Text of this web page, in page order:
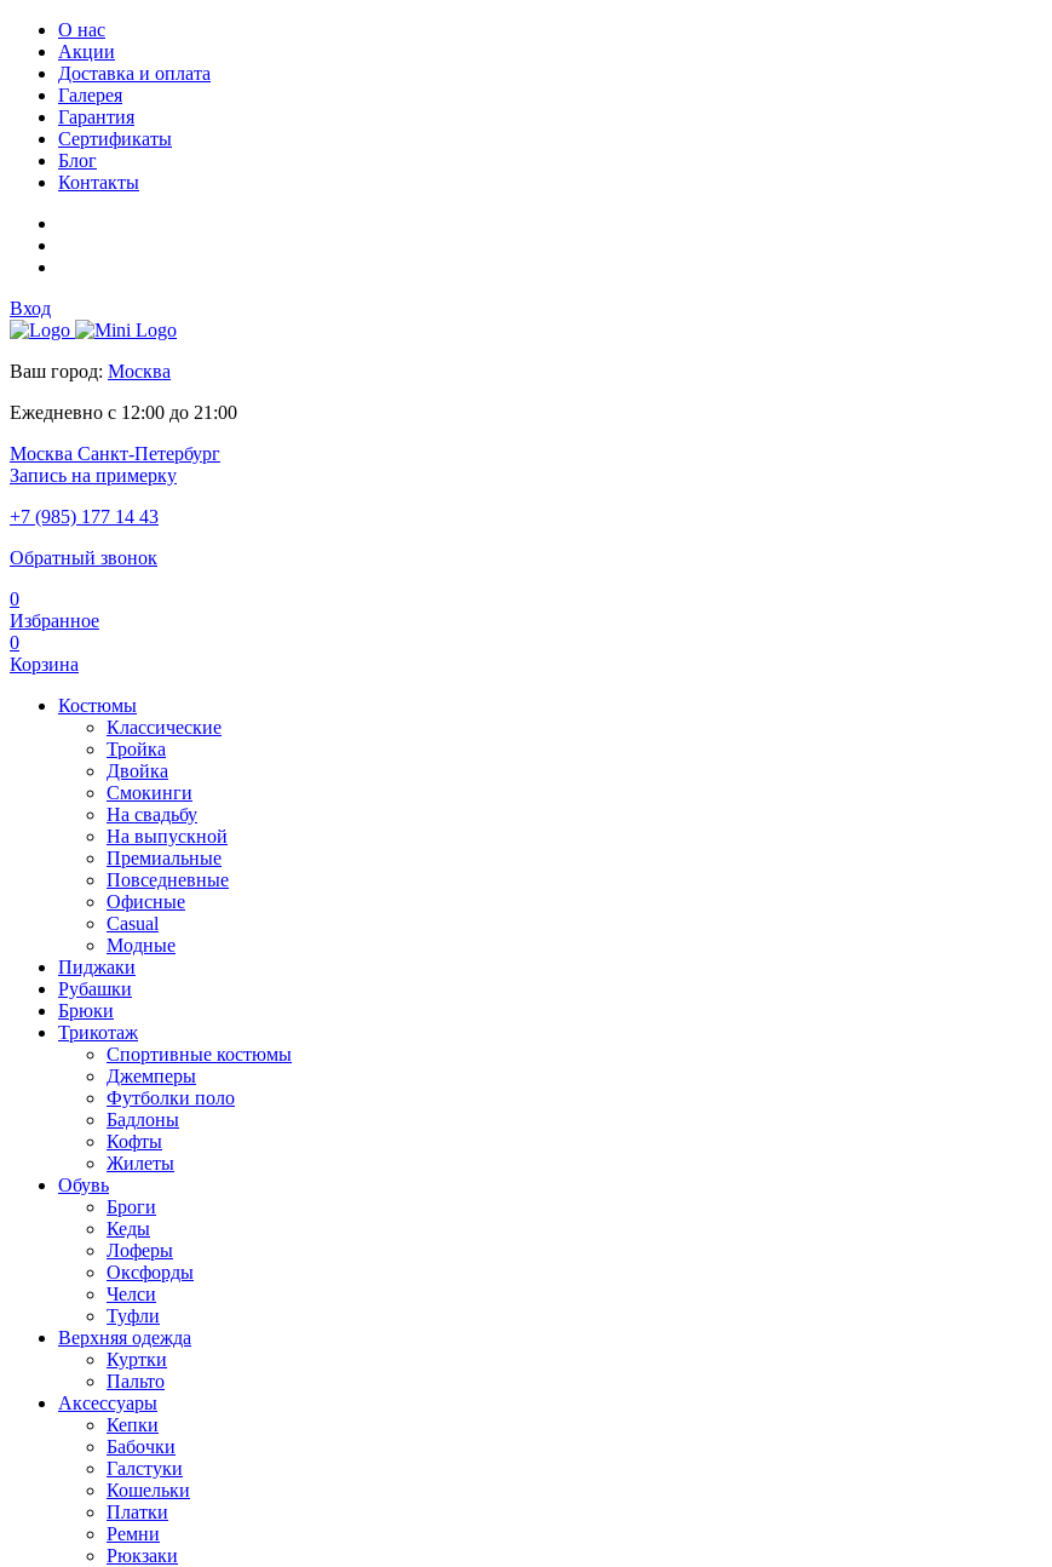
О нас
Акции
Доставка и оплата
Галерея
Гарантия
Сертификаты
Блог
Контакты
Вход
Ваш город: Москва
Ежедневно с 12:00 до 21:00
Москва Санкт-Петербург
Запись на примерку
+7 (985) 177 14 43
Обратный звонок
0
Избранное
0
Корзина
Костюмы
Классические
Тройка
Двойка
Смокинги
На свадьбу
На выпускной
Премиальные
Повседневные
Офисные
Casual
Модные
Пиджаки
Рубашки
Брюки
Трикотаж
Спортивные костюмы
Джемперы
Футболки поло
Бадлоны
Кофты
Жилеты
Обувь
Броги
Кеды
Лоферы
Оксфорды
Челси
Туфли
Верхняя одежда
Куртки
Пальто
Аксессуары
Кепки
Бабочки
Галстуки
Кошельки
Платки
Ремни
Рюкзаки